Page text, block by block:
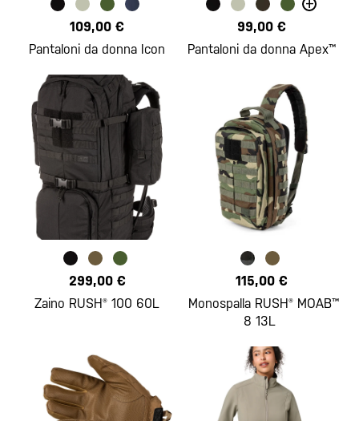
109,00 €
Pantaloni da donna Icon
+
99,00 €
Pantaloni da donna Apex™
299,00 €
Zaino RUSH® 100 60L
115,00 €
Monospalla RUSH® MOAB™
8 13L